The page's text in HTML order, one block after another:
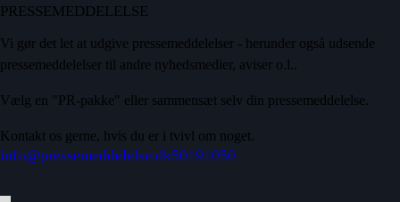
PRESSEMEDDELELSE
Vi gør det let at udgive pressemeddelelser - herunder også udsende
pressemeddelelser til andre nyhedsmedier, aviser o.l..
Vælg en "PR-pakke" eller sammensæt selv din pressemeddelelse.
Kontakt os gerne, hvis du er i tvivl om noget.
info@pressemeddelelse.dk50191050